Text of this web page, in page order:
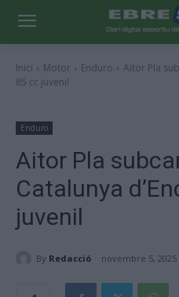
Inici Motor Enduro
Aitor Pla
85 cc juvenil
Enduro
Aitor Pla
Catalunya
juvenil
By Redacció novembre 5, 2025